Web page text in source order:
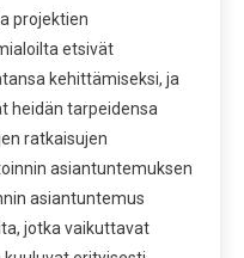
projektien
etsivät
kehittämiseksi, ja
heidän tarpeidensa
ratkaisujen
asiantuntemuksen
asiantuntemus
jotka vaikuttavat